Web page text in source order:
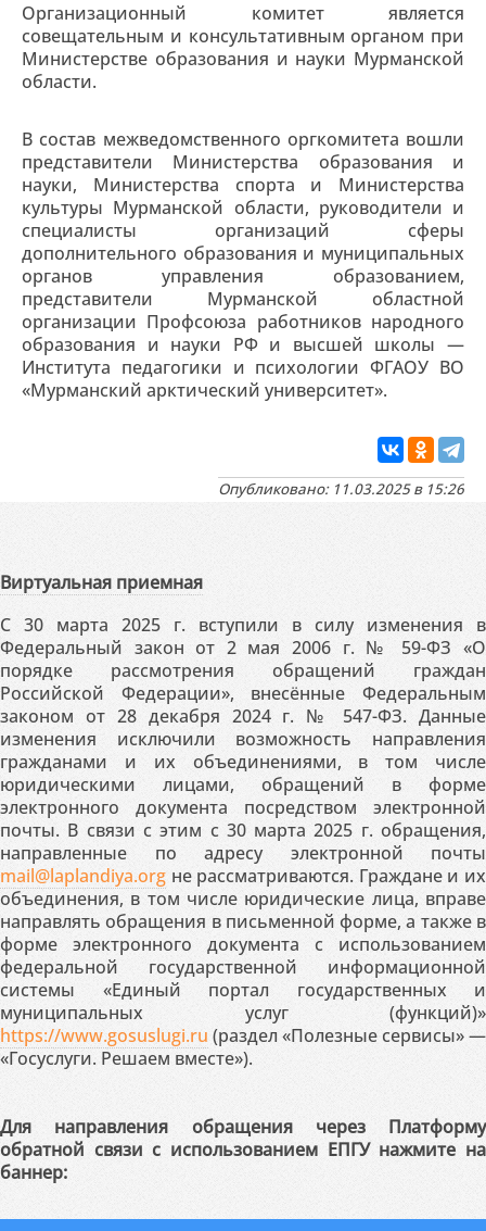
Организационный комитет является
совещательным и консультативным органом при
Министерстве образования и науки Мурманской
области.
В состав межведомственного оргкомитета вошли
представители Министерства образования и
науки, Министерства спорта и Министерства
культуры Мурманской области, руководители и
специалисты организаций сферы
дополнительного образования и муниципальных
органов управления образованием,
представители Мурманской областной
организации Профсоюза работников народного
образования и науки РФ и высшей школы —
Института педагогики и психологии ФГАОУ ВО
«Мурманский арктический университет».
Опубликовано: 11.03.2025 в 15:26
Виртуальная приемная
С 30 марта 2025 г. вступили в силу изменения в
Федеральный закон от 2 мая 2006 г. № 59-ФЗ «О
порядке рассмотрения обращений граждан
Российской Федерации», внесённые Федеральным
законом от 28 декабря 2024 г. № 547-ФЗ. Данные
изменения исключили возможность направления
гражданами и их объединениями, в том числе
юридическими лицами, обращений в форме
электронного документа посредством электронной
почты. В связи с этим с 30 марта 2025 г. обращения,
направленные по адресу электронной почты
mail@laplandiya.org не рассматриваются. Граждане и их
объединения, в том числе юридические лица, вправе
направлять обращения в письменной форме, а также в
форме электронного документа с использованием
федеральной государственной информационной
системы «Единый портал государственных и
муниципальных услуг (функций)»
https://www.gosuslugi.ru (раздел «Полезные сервисы» —
«Госуслуги. Решаем вместе»).
Для направления обращения через Платформу
обратной связи с использованием ЕПГУ нажмите на
баннер: